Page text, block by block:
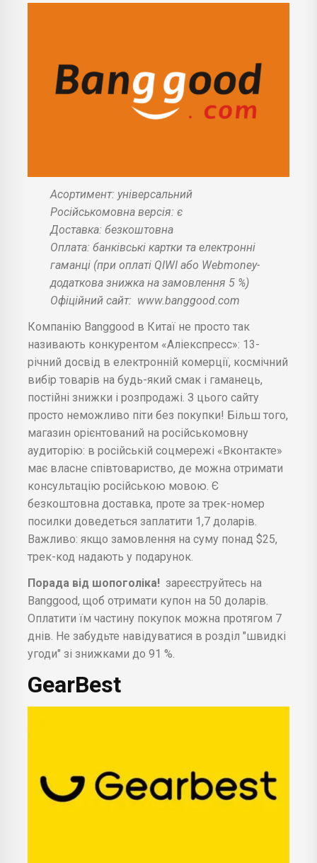
Асортимент: універсальний
Російськомовна версія: є
Доставка: безкоштовна
Оплата: банківські картки та електронні
гаманці (при оплаті QIWI або Webmoney-
додаткова знижка на замовлення 5 %)
Офіційний сайт: www.banggood.com
Компанію Banggood в Китаї не просто так
називають конкурентом «Аліекспресс»: 13-
річний досвід в електронній комерції, космічний
вибір товарів на будь-який смак і гаманець,
постійні знижки і розпродажі. З цього сайту
просто неможливо піти без покупки! Більш того,
магазин орієнтований на російськомовну
аудиторію: в російській соцмережі «Вконтакте»
має власне співтовариство, де можна отримати
консультацію російською мовою. Є
безкоштовна доставка, проте за трек-номер
посилки доведеться заплатити 1,7 доларів.
Важливо: якщо замовлення на суму понад $25,
трек-код надають у подарунок.
Порада від шопоголіка! зареєструйтесь на
Banggood, щоб отримати купон на 50 доларів.
Оплатити їм частину покупок можна протягом 7
днів. Не забудьте навідуватися в розділ "швидкі
угоди" зі знижками до 91 %.
GearBest